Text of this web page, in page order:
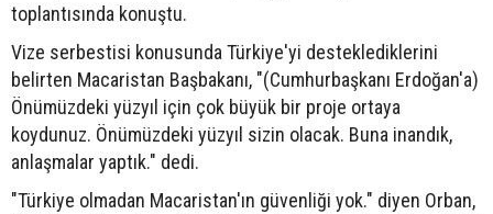
toplantısında konuştu.
Vize serbestisi konusunda Türkiye'yi desteklediklerini
belirten Macaristan Başbakanı, "(Cumhurbaşkanı Erdoğan'a)
Önümüzdeki yüzyıl için çok büyük bir proje ortaya
koydunuz. Önümüzdeki yüzyıl sizin olacak. Buna inandık,
anlaşmalar yaptık." dedi.
"Türkiye olmadan Macaristan'ın güvenliği yok." diyen Orban,